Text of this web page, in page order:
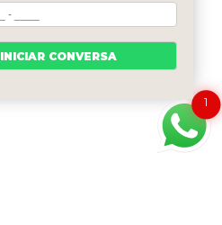
1
INICIAR CONVERSA